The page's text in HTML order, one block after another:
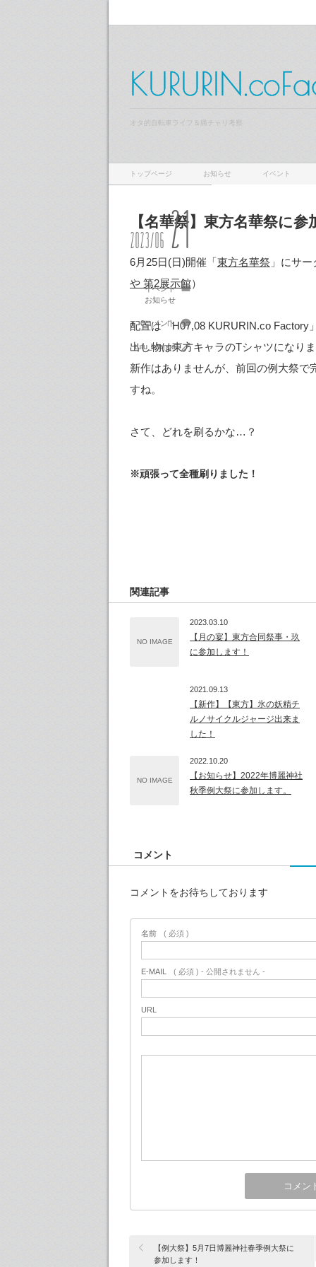
オタ的自転車ライフ＆痛チャリ考察
トップページ お知らせ イベント
【名華祭】東方名華祭に
2023/06 21
イベント
お知らせ
0コメント
tutu_orange
6月25日(日)開催「東方名華祭 」にサ
や 第2展示館）
配置は「H07,08 KURURIN.co Factory
出し物は東方キャラのTシャツになり
新作はありませんが、前回の例大祭
すね。
さて、どれを刷るかな…？
※頑張って全種刷りました！
関連記事
NO IMAGE
2023.03.10
【月の宴】東方合同祭事・玖
に参加します！
2021.09.13
【新作】【東方】氷の妖精チ
ルノサイクルジャージ出来ま
した！
NO IMAGE
2022.10.20
【お知らせ】2022年博麗神社
秋季例大祭に参加します。
コメント
コメントをお待ちしております
名前 ( 必須 )
E-MAIL ( 必須 ) - 公開されません -
URL
【例大祭】5月7日博麗神社春季例大祭に
参加します！